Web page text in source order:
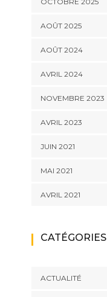
AOÛT 2025
AOÛT 2024
AVRIL 2024
NOVEMBRE 2023
AVRIL 2023
JUIN 2021
MAI 2021
AVRIL 2021
CATÉGORIES
ACTUALITÉ